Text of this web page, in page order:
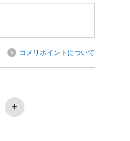
コメリポイントについて